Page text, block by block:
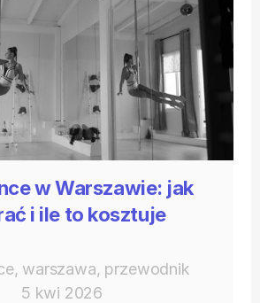
w Warszawie: jak
i ile to kosztuje
warszawa, przewodnik
5 kwi 2026